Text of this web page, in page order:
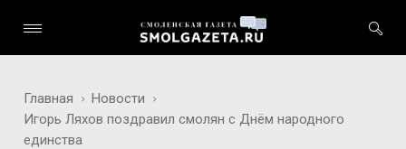
Главная
Новости
Игорь Ляхов поздравил смолян с Днём народного
единства